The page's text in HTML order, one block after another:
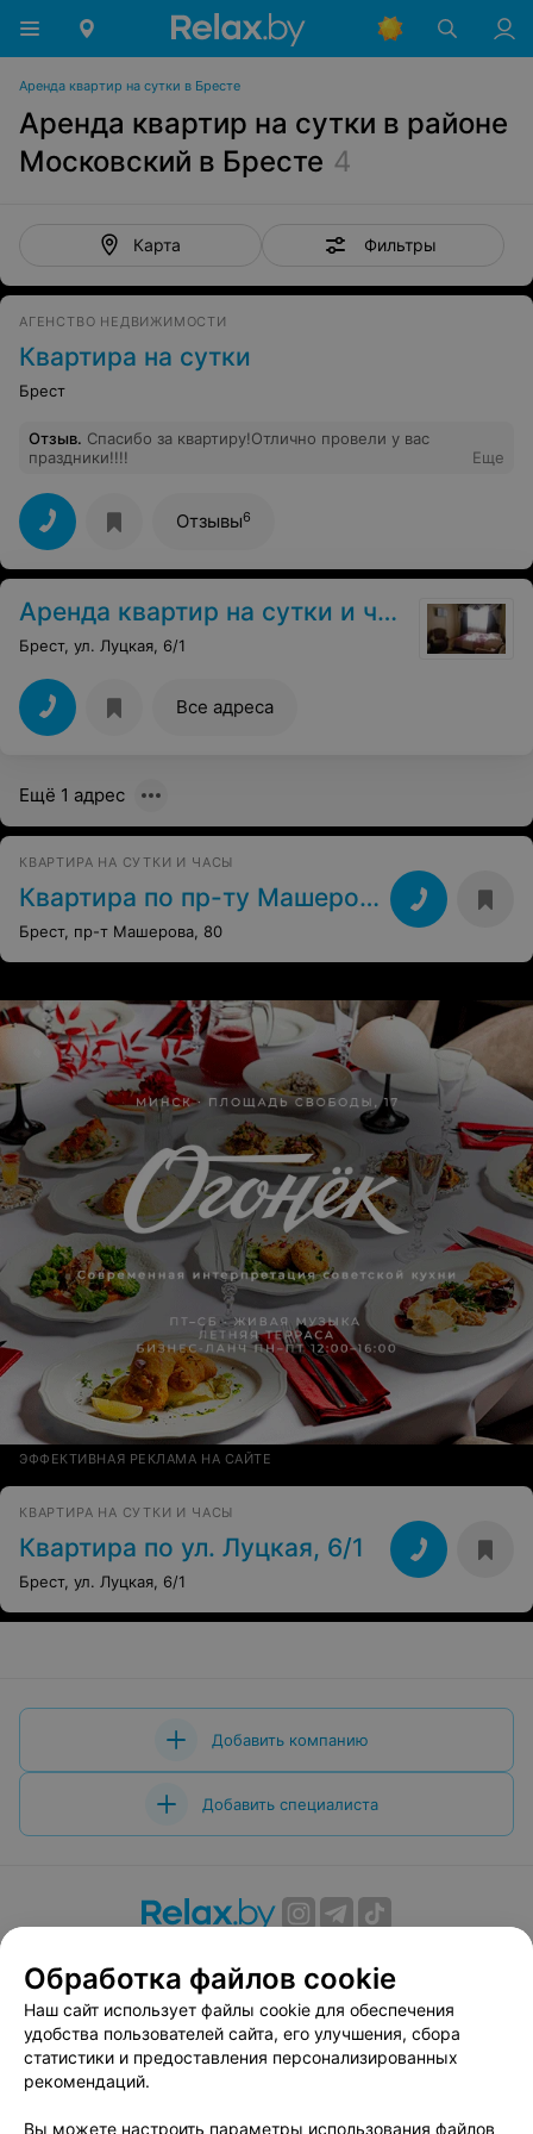
Аренда квартир на сутки в Бресте
Аренда квартир на сутки в районе
Московский в Бресте 4
Карта Фильтры
АГЕНСТВО НЕДВИЖИМОСТИ
Квартира на сутки
Брест
Отзыв. Спасибо за квартиру!Отлично провели у вас
праздники!!!!
Еще
Отзывы6
Аренда квартир на сутки и часы в Бресте
Брест, ул. Луцкая, 6/1
Все адреса
Ещё 1 адрес
КВАРТИРА НА СУТКИ И ЧАСЫ
Квартира по пр-ту Машерова, 80
Брест, пр-т Машерова, 80
ЭФФЕКТИВНАЯ РЕКЛАМА НА САЙТЕ
КВАРТИРА НА СУТКИ И ЧАСЫ
Квартира по ул. Луцкая, 6/1
Брест, ул. Луцкая, 6/1
Добавить компанию
Добавить специалиста
Вакансии
Публичный договор
Способы оплаты
Публичный договор по использованию сервиса
«Афиша»
Пользовательское соглашение
Обработка файлов cookie
Наш сайт использует файлы cookie для обеспечения
удобства пользователей сайта, его улучшения, сбора
статистики и предоставления персонализированных
рекомендаций.
Вы можете настроить параметры использования файлов